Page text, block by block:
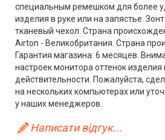
специальным ремешком для более
изделия в руке или на запястье.
тканевый чехол. Страна
Airton - Великобритания. Страна
Гарантия магазина: 6 месяцев.
настроек монитора оттенок
действительности. Пожалуйста,
на нескольких компьютерах или
у наших менеджеров.
Написати відгук...